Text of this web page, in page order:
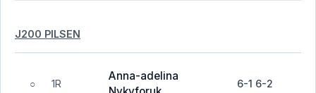
J200 PILSEN
○ 1R
Anna-adelina
6-1 6-2